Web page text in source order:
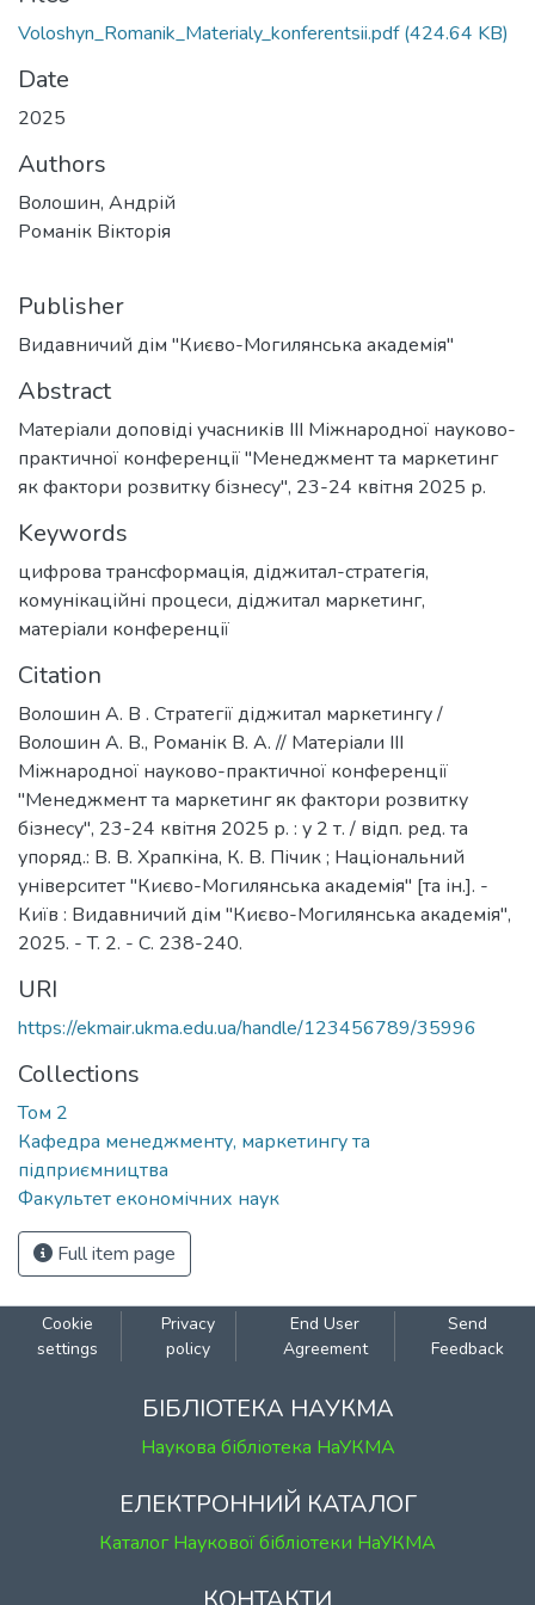
Voloshyn_Romanik_Materialy_konferentsii.pdf(424.64 KB)
Date
2025
Authors
Волошин, Андрій
Романік Вікторія
Publisher
Видавничий дім "Києво-Могилянська академія"
Abstract
Матеріали доповіді учасників III Міжнародної науково-
практичної конференції "Менеджмент та маркетинг
як фактори розвитку бізнесу", 23-24 квітня 2025 р.
Keywords
цифрова трансформація, діджитал-стратегія,
комунікаційні процеси, діджитал маркетинг,
матеріали конференції
Citation
Волошин А. В . Стратегії діджитал маркетингу /
Волошин А. В., Романік В. А. // Матеріали ІІІ
Міжнародної науково-практичної конференції
"Менеджмент та маркетинг як фактори розвитку
бізнесу", 23-24 квітня 2025 р. : у 2 т. / відп. ред. та
упоряд.: В. В. Храпкіна, К. В. Пічик ; Національний
університет "Києво-Могилянська академія" [та ін.]. -
Київ : Видавничий дім "Києво-Могилянська академія",
2025. - T. 2. - C. 238-240.
URI
https://ekmair.ukma.edu.ua/handle/123456789/35996
Collections
Том 2
Кафедра менеджменту, маркетингу та
підприємництва
Факультет економічних наук
Full item page
Cookie
settings
Privacy
policy
End User
Agreement
Send
Feedback
БІБЛІОТЕКА НАУКМА
Наукова бібліотека НаУКМА
ЕЛЕКТРОННИЙ КАТАЛОГ
Каталог Наукової бібліотеки НаУКМА